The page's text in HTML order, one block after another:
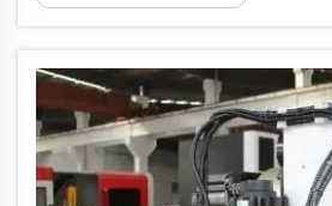
sangat penting karena
(tooling changeover), yaitu
berbagai produk, sering kali...